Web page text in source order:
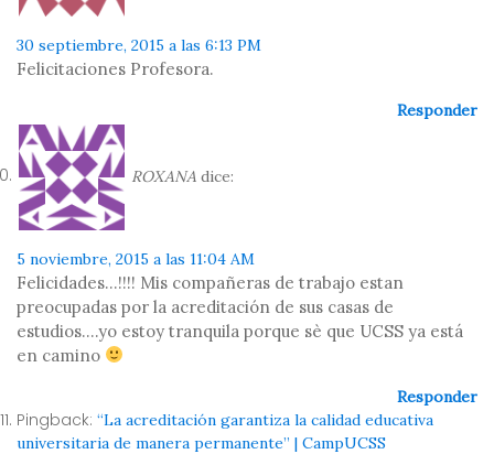
30 septiembre, 2015 a las 6:13 PM
Felicitaciones Profesora.
Responder
ROXANA dice:
5 noviembre, 2015 a las 11:04 AM
Felicidades…!!!! Mis compañeras de trabajo estan
preocupadas por la acreditación de sus casas de
estudios….yo estoy tranquila porque sè que UCSS ya está
en camino
Responder
Pingback: “La acreditación garantiza la calidad educativa
universitaria de manera permanente” | CampUCSS